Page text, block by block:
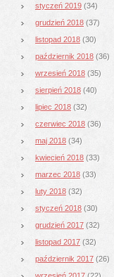
styczeń 2019 (34)
grudzień 2018 (37)
listopad 2018 (30)
październik 2018 (36)
wrzesień 2018 (35)
sierpień 2018 (40)
lipiec 2018 (32)
czerwiec 2018 (36)
maj 2018 (34)
kwiecień 2018 (33)
marzec 2018 (33)
luty 2018 (32)
styczeń 2018 (30)
grudzień 2017 (32)
listopad 2017 (32)
październik 2017 (26)